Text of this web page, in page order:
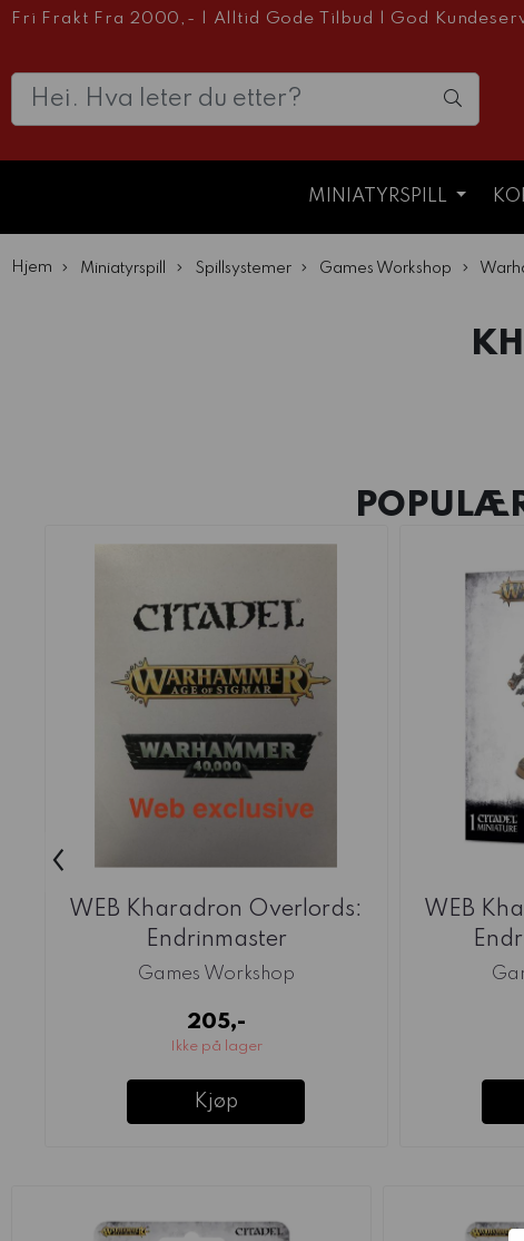
Fri Frakt Fra 2000,- Alltid Gode Tilbud God
MINIATYRSPILL
Hjem Miniatyrspill Spillsystemer Games Workshop
WEB Kharadron Overlords:
Endrinmaster
Games Workshop
205,-
Ikke på lager
Kjøp
WEB
‹